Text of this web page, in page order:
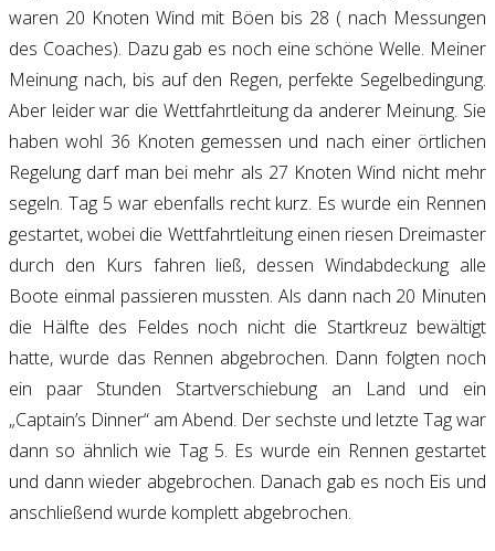
waren 20 Knoten Wind mit Böen bis 28 ( nach Messungen
des Coaches). Dazu gab es noch eine schöne Welle. Meiner
Meinung nach, bis auf den Regen, perfekte Segelbedingung.
Aber leider war die Wettfahrtleitung da anderer Meinung. Sie
haben wohl 36 Knoten gemessen und nach einer örtlichen
Regelung darf man bei mehr als 27 Knoten Wind nicht mehr
segeln. Tag 5 war ebenfalls recht kurz. Es wurde ein Rennen
gestartet, wobei die Wettfahrtleitung einen riesen Dreimaster
durch den Kurs fahren ließ, dessen Windabdeckung alle
Boote einmal passieren mussten. Als dann nach 20 Minuten
die Hälfte des Feldes noch nicht die Startkreuz bewältigt
hatte, wurde das Rennen abgebrochen. Dann folgten noch
ein paar Stunden Startverschiebung an Land und ein
„Captain’s Dinner“ am Abend. Der sechste und letzte Tag war
dann so ähnlich wie Tag 5. Es wurde ein Rennen gestartet
und dann wieder abgebrochen. Danach gab es noch Eis und
anschließend wurde komplett abgebrochen.